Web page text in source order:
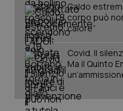
Caldo
corpo può
calore”
Covid. Il
Ma il Quinto